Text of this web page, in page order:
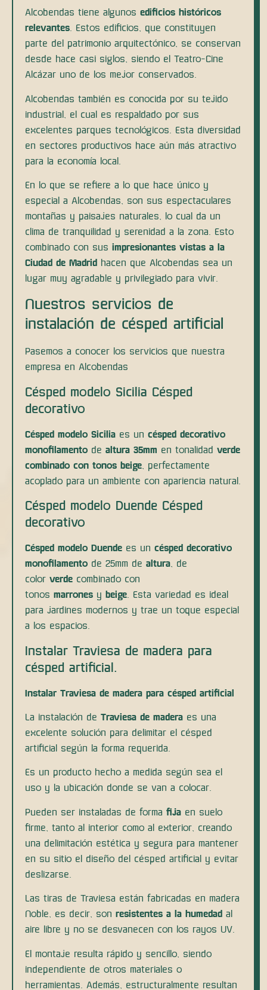
Alcobendas tiene algunosedificios históricos
relevantes. Estos edificios, que constituyen
parte del patrimonio arquitectónico, se conservan
desde hace casi siglos, siendo el Teatro-Cine
Alcázar uno de los mejor conservados.
Alcobendas también es conocida por su tejido
industrial, el cual es respaldado por sus
excelentes parques tecnológicos. Esta diversidad
en sectores productivos hace aún más atractivo
para la economía local.
En lo que se refiere a lo que hace único y
especial a Alcobendas, son sus espectaculares
montañas y paisajes naturales, lo cual da un
clima de tranquilidad y serenidad a la zona. Esto
combinado con susimpresionantes vistas a la
Ciudad de Madrid hacen que Alcobendas sea un
lugar muy agradable y privilegiado para vivir.
Nuestros servicios de
instalación de césped artificial
Pasemos a conocer los servicios que nuestra
empresa en Alcobendas
Césped modelo Sicilia Césped
decorativo
Césped modelo Sicilia es uncésped decorativo
monofilamento dealtura 35mm en tonalidadverde
combinado con tonos beige, perfectamente
acoplado para un ambiente con apariencia natural.
Césped modelo Duende Césped
decorativo
Césped modelo Duende es uncésped decorativo
monofilamento de 25mm dealtura, de
colorverde combinado con
tonosmarrones y beige. Esta variedad es ideal
para jardines modernos y trae un toque especial
a los espacios.
Instalar Traviesa de madera para
césped artificial.
Instalar Traviesa de madera para césped artificial
La instalación deTraviesa de madera es una
excelente solución para delimitar el césped
artificial según la forma requerida.
Es un producto hecho a medida según sea el
uso y la ubicación donde se van a colocar.
Pueden ser instaladas de formafija en suelo
firme, tanto al interior como al exterior, creando
una delimitación estética y segura para mantener
en su sitio el diseño del césped artificial y evitar
deslizarse.
Las tiras de Traviesa están fabricadas en madera
Noble, es decir, sonresistentes a la humedad al
aire libre y no se desvanecen con los rayos UV.
El montaje resulta rápido y sencillo, siendo
independiente de otros materiales o
herramientas. Además, estructuralmente resultan